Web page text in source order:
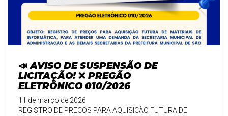
📣 AVISO DE SUSPENSÃO DE
LICITAÇÃO! ❌ PREGÃO
ELETRÔNICO 010/2026
11 de março de 2026
REGISTRO DE PREÇOS PARA AQUISIÇÃO FUTURA DE